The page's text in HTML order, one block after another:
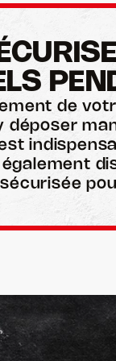
de
déposer